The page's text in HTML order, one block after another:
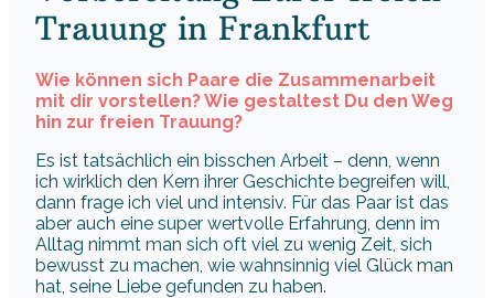
Trauung in Frankfurt
Wie können sich Paare die Zusammenarbeit
mit dir vorstellen? Wie gestaltest Du den Weg
hin zur freien Trauung?
Es ist tatsächlich ein bisschen Arbeit – denn, wenn
ich wirklich den Kern ihrer Geschichte begreifen will,
dann frage ich viel und intensiv. Für das Paar ist das
aber auch eine super wertvolle Erfahrung, denn im
Alltag nimmt man sich oft viel zu wenig Zeit, sich
bewusst zu machen, wie wahnsinnig viel Glück man
hat, seine Liebe gefunden zu haben.